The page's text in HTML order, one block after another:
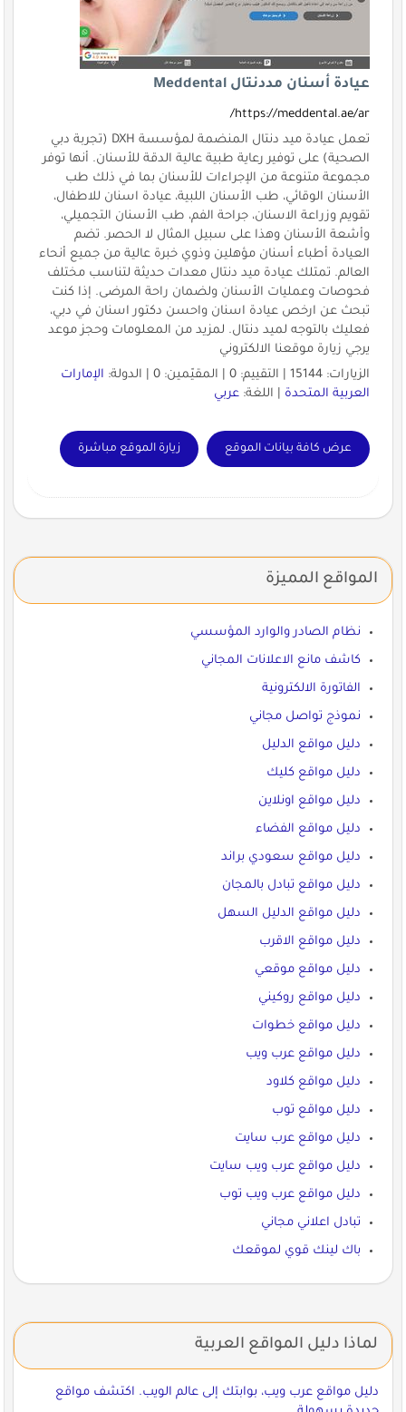
عيادة أسنان مددنتال Meddental
https://meddental.ae/ar/
تعمل عيادة ميد دنتال المنضمة لمؤسسة DXH (تجربة دبي
الصحية) على توفير رعاية طبية عالية الدقة للأسنان. أنها توفر
مجموعة متنوعة من الإجراءات للأسنان بما في ذلك طب
الأسنان الوقائي، طب الأسنان اللبية، عيادة اسنان للاطفال،
تقويم وزراعة الاسنان، جراحة الفم، طب الأسنان التجميلي،
وأشعة الأسنان وهذا على سبيل المثال لا الحصر. تضم
العيادة أطباء أسنان مؤهلين وذوي خبرة عالية من جميع أنحاء
العالم. تمتلك عيادة ميد دنتال معدات حديثة لتناسب مختلف
فحوصات وعمليات الأسنان ولضمان راحة المرضى. إذا كنت
تبحث عن ارخص عيادة اسنان واحسن دكتور اسنان في دبي،
فعليك بالتوجه لميد دنتال. لمزيد من المعلومات وحجز موعد
يرجي زيارة موقعنا الالكتروني
الزيارات: 15144 | التقييم: 0 | المقيّمين: 0 | الدولة:
الإمارات
العربية المتحدة| اللغة: عربي
عرض كافة بيانات الموقع زيارة الموقع مباشرة
المواقع المميزة
نظام الصادر والوارد المؤسسي
كاشف مانع الاعلانات المجاني
الفاتورة الالكترونية
نموذج تواصل مجاني
دليل مواقع الدليل
دليل مواقع كليك
دليل مواقع اونلاين
دليل مواقع الفضاء
دليل مواقع سعودي براند
دليل مواقع تبادل بالمجان
دليل مواقع الدليل السهل
دليل مواقع الاقرب
دليل مواقع موقعي
دليل مواقع روكيني
دليل مواقع خطوات
دليل مواقع عرب ويب
دليل مواقع كلاود
دليل مواقع توب
دليل مواقع عرب سايت
دليل مواقع عرب ويب سايت
دليل مواقع عرب ويب توب
تبادل اعلاني مجاني
باك لينك قوي لموقعك
لماذا دليل المواقع العربية
دليل مواقع عرب ويب، بوابتك إلى عالم الويب. اكتشف مواقع